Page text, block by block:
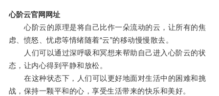
心阶云官网网址
心阶云的原理是将自己比作一朵流动的云，让所有的焦
虑、愤怒、忧虑等情绪随着“云”的移动慢慢散去。
人们可以通过深呼吸和冥想来帮助自己进入心阶云的状
态，让内心得到平静和放松。
在这种状态下，人们可以更好地面对生活中的困难和挑
战，保持一颗平和的心，享受生活带来的快乐和美好。